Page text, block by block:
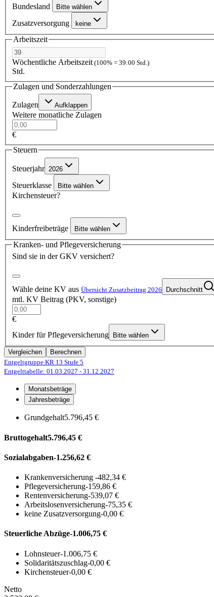
Bundesland Bitte wählen
Zusatzversorgung keine
Arbeitszeit
Wöchentliche Arbeitszeit (100% = 39:00 Std.)
Std.
Zulagen und Sonderzahlungen
Zulagen Aufklappen
Weitere monatliche Zulagen
€
Steuern
Steuerjahr 2026
Steuerklasse Bitte wählen
Kirchensteuer?
Kinderfreibeträge Bitte wählen
Kranken- und Pflegeversicherung
Sind sie in der GKV versichert?
Wähle deine KV aus Übersicht Zusatzbeitrag 2026 Durchschnitt
mtl. KV Beitrag (PKV, sonstige)
€
Kinder für Pflegeversicherung
Bitte wählen
Vergleichen
Berechnen
Entgeltgruppe KR 13 Stufe 5
Entgelttabelle: 01.03.2027 - 31.12.2027
Monatsbeträge
Jahresbeträge
Grundgehalt5.796,45 €
Bruttogehalt5.796,45 €
Sozialabgaben-1.256,62 €
Krankenversicherung -482,34 €
Pflegeversicherung-159,86 €
Rentenversicherung-539,07 €
Arbeitslosenversicherung-75,35 €
keine Zusatzversorgung-0,00 €
Steuerliche Abzüge-1.006,75 €
Lohnsteuer-1.006,75 €
Solidaritätszuschlag-0,00 €
Kirchensteuer-0,00 €
Netto